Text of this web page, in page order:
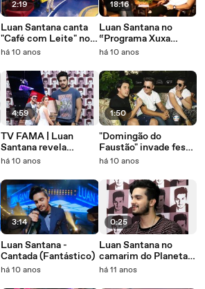
2:19
Luan Santana canta
"Café com Leite" no
Caldeirão do Huck
há 10 anos
4:59
TV FAMA | Luan
Santana revela
detalhes sobre sua
há 10 anos
3:14
Luan Santana -
Cantada (Fantástico)
há 10 anos
18:16
Luan Santana no
“Programa Xuxa
Meneghel”
há 10 anos
1:50
"Domingão do
Faustão" invade festa
de aniversário de
02
há 10 anos
0:25
Luan Santana no
camarim do Planeta
Atlântida conversa
há 11 anos